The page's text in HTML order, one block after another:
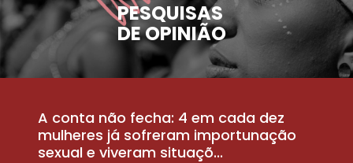
PESQUISAS
DE OPINIÃO
A conta não fecha: 4 em cada dez
mulheres já sofreram importunação
sexual e viveram situaçõ...